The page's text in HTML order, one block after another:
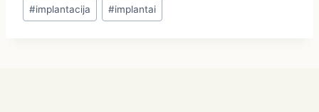
#implantacija #implantai